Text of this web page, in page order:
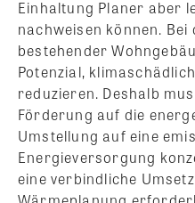
Einhaltung Planer aber
nachweisen können. Bei
bestehender
Potenzial,
reduzieren. Deshalb
Förderung auf die
Umstellung auf eine
Energieversorgung
eine verbindliche